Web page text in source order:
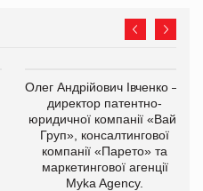
Олег Андрійович Івченко —
директор патентно-
юридичної компанії «Вайз
Груп», консалтингової
компанії «Парето» та
маркетингової агенції
Myka Agency.